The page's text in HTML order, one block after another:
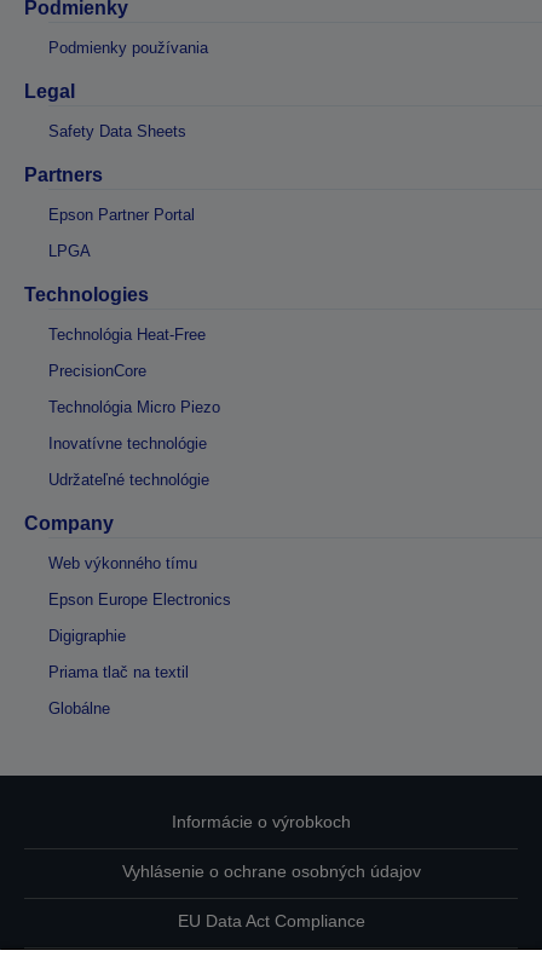
Podmienky
Podmienky používania
Legal
Safety Data Sheets
Partners
Epson Partner Portal
LPGA
Technologies
Technológia Heat-Free
PrecisionCore
Technológia Micro Piezo
Inovatívne technológie
Udržateľné technológie
Company
Web výkonného tímu
Epson Europe Electronics
Digigraphie
Priama tlač na textil
Globálne
Informácie o výrobkoch
Vyhlásenie o ochrane osobných údajov
EU Data Act Compliance